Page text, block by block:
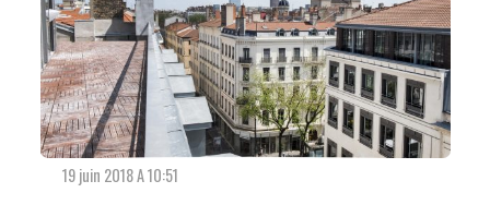
19 juin 2018 A 10:51